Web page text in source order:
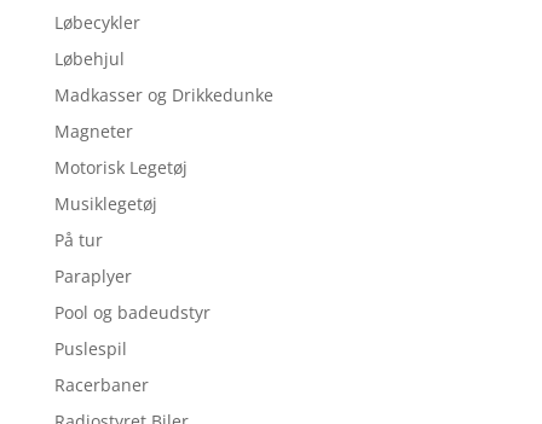
Løbecykler
Løbehjul
Madkasser og Drikkedunke
Magneter
Motorisk Legetøj
Musiklegetøj
På tur
Paraplyer
Pool og badeudstyr
Puslespil
Racerbaner